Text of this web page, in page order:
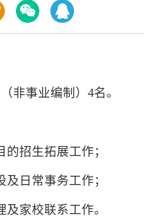
非事业编制）4名。
招生拓展工作；
日常事务工作；
家校联系工作。